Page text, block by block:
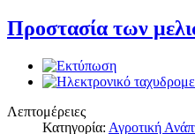
Προστασία των
Λεπτομέρειες
Κατηγορία: Αγροτική